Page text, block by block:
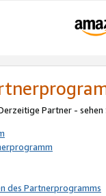
Partner - sehen
des Partnerprogramms